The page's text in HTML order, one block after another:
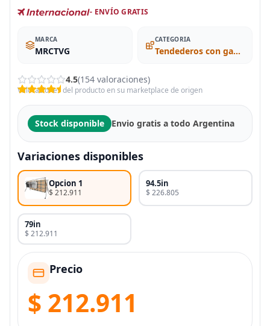
- ENVÍO GRATIS
MARCA
MRCTVG
CATEGORIA
Tendederos con ganchos
4.5(154 valoraciones)
Valoraciones del producto en su marketplace de origen
Stock disponible Envio gratis a todo Argentina
Variaciones disponibles
Opcion 1
$ 212.911
94.5in
$ 226.805
79in
$ 212.911
Precio
$ 212.911